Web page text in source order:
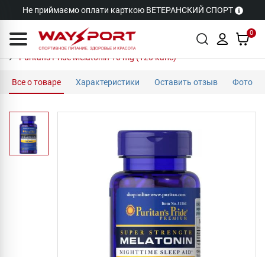
Не приймаємо оплати карткою ВЕТЕРАНСКИЙ СПОРТ
0
Puritan's Pride Melatonin 10 mg (120 капс)
Все о товаре Характеристики Оставить отзыв Фото